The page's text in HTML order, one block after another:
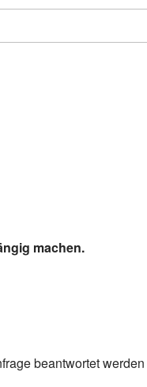
machen.
beantwortet